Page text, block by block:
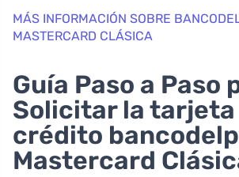
MÁS INFORMACIÓN SOBRE
MASTERCARD CLÁSICA
Guía Paso a Paso
Solicitar la tarjeta
crédito
Mastercard